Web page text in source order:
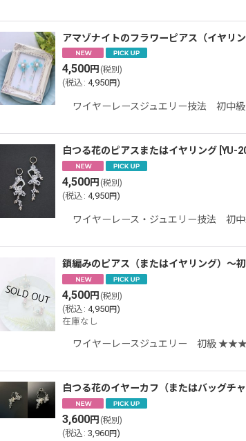
アマゾナイトのフラワーピアス（イヤリン
4,500円 (税別)
(税込 : 4,950円)
ワイヤーレースジュエリー技法 初中
白つる花のピアスまたはイヤリング YU-
4,500円 (税別)
(税込 : 4,950円)
ワイヤーレース・ジュエリー技法 初
鎖編みのピアス（またはイヤリング）〜
4,500円 (税別)
(税込 : 4,950円)
在庫なし
ワイヤーレースジュエリー 初級 ★★★
白つる花のイヤーカフ（またはバッグチャ
3,600円 (税別)
(税込 : 3,960円)